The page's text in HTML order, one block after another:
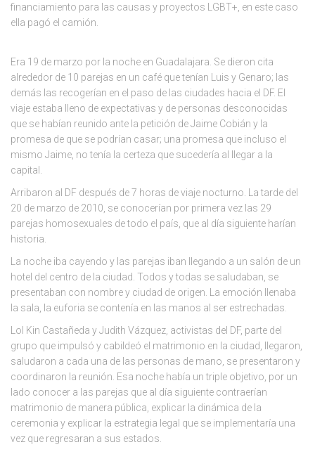
financiamiento para las causas y proyectos LGBT+, en este caso
ella pagó el camión.
Era 19 de marzo por la noche en Guadalajara. Se dieron cita
alrededor de 10 parejas en un café que tenían Luis y Genaro; las
demás las recogerían en el paso de las ciudades hacia el DF. El
viaje estaba lleno de expectativas y de personas desconocidas
que se habían reunido ante la petición de Jaime Cobián y la
promesa de que se podrían casar; una promesa que incluso el
mismo Jaime, no tenía la certeza que sucedería al llegar a la
capital.
Arribaron al DF después de 7 horas de viaje nocturno. La tarde del
20 de marzo de 2010, se conocerían por primera vez las 29
parejas homosexuales de todo el país, que al día siguiente harían
historia.
La noche iba cayendo y las parejas iban llegando a un salón de un
hotel del centro de la ciudad. Todos y todas se saludaban, se
presentaban con nombre y ciudad de origen. La emoción llenaba
la sala, la euforia se contenía en las manos al ser estrechadas.
Lol Kin Castañeda y Judith Vázquez, activistas del DF, parte del
grupo que impulsó y cabildeó el matrimonio en la ciudad, llegaron,
saludaron a cada una de las personas de mano, se presentaron y
coordinaron la reunión. Esa noche había un triple objetivo, por un
lado conocer a las parejas que al día siguiente contraerían
matrimonio de manera pública, explicar la dinámica de la
ceremonia y explicar la estrategia legal que se implementaría una
vez que regresaran a sus estados.